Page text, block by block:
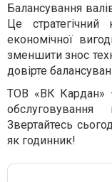
Балансування
Це стратегічний
економічної
зменшити знос
довірте
ТОВ «ВК Кардан»
Звертайтесь
як годинник!